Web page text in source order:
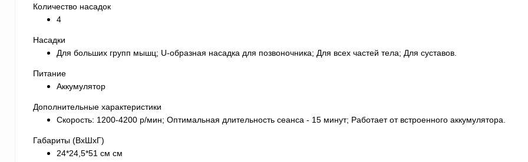
Количество насадок
4
Насадки
Для больших групп мышц; U-образная насадка для позвоночника; Для всех частей тела; Для суставов.
Питание
Аккумулятор
Дополнительные характеристики
Скорость: 1200-4200 р/мин; Оптимальная длительность сеанса - 15 минут; Работает от встроенного аккумулятора.
Габариты (ВхШхГ)
24*24,5*51 см см